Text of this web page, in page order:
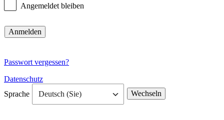
Angemeldet bleiben
Passwort vergessen?
Datenschutz
Sprache